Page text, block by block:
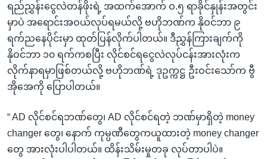
ရည်ညွှန်းငွေလဲတန်ဖိုးရဲ့ အထက်အောက် ဝ.၅ ရာခိုင်နှုန်းအတွင်း
မှာပဲ အရောင်းအဝယ်လုပ်ရမယ်လို့ ဗဟိုဘဏ်က နိုဝင်ဘာ ၉
ရက်ညနေပိုင်းမှာ ထုတ်ပြန်လိုက်ပါတယ်။ ဒီညွှန်ကြားချက်ကို
နိုဝင်ဘာ ၁၀ ရက်ကစပြီး လိုင်စင်ရငွေလဲလုပ်ငန်းအားလုံးက
လိုက်နာရမှာဖြစ်တယ်လို့ ဗဟိုဘဏ်ရဲ့ ဒုဥက္ကဋ္ဌ ဦးဝင်းသော်က ဗွီ
အိုအေကို ပြောပါတယ်။
“ AD လိုင်စင်ရဘဏ်တွေ၊ AD လိုင်စင်ရတဲ့ ဘဏ်မှာရှိတဲ့ money
changer တွေ၊ နောက် ကုမ္ပဏီတွေကယူထားတဲ့ money changer
တွေ အားလုံးပါပါတယ်။ ထိန်းသိမ်းမှုတခု လုပ်တာပါပဲ။